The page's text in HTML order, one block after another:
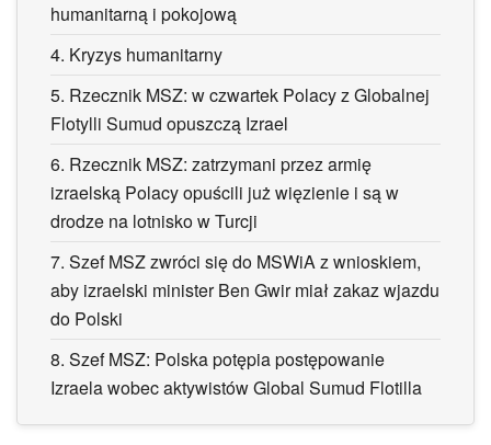
humanitarną i pokojową
4. Kryzys humanitarny
5. Rzecznik MSZ: w czwartek Polacy z Globalnej
Flotylli Sumud opuszczą Izrael
6. Rzecznik MSZ: zatrzymani przez armię
izraelską Polacy opuścili już więzienie i są w
drodze na lotnisko w Turcji
7. Szef MSZ zwróci się do MSWiA z wnioskiem,
aby izraelski minister Ben Gwir miał zakaz wjazdu
do Polski
8. Szef MSZ: Polska potępia postępowanie
Izraela wobec aktywistów Global Sumud Flotilla